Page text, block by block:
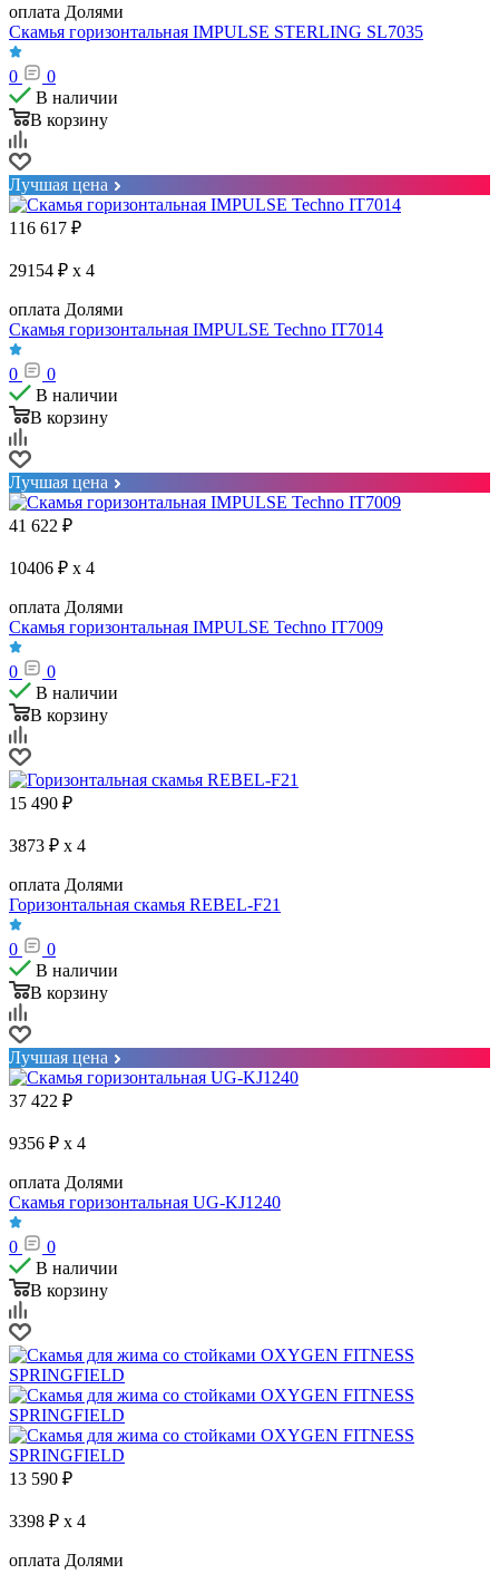
оплата Долями
Скамья горизонтальная IMPULSE STERLING SL7035
0
0
В наличии
В корзину
Лучшая цена
116 617 ₽
29154 ₽ x 4
оплата Долями
Скамья горизонтальная IMPULSE Techno IT7014
0
0
В наличии
В корзину
Лучшая цена
41 622 ₽
10406 ₽ x 4
оплата Долями
Скамья горизонтальная IMPULSE Techno IT7009
0
0
В наличии
В корзину
15 490 ₽
3873 ₽ x 4
оплата Долями
Горизонтальная скамья REBEL-F21
0
0
В наличии
В корзину
Лучшая цена
37 422 ₽
9356 ₽ x 4
оплата Долями
Скамья горизонтальная UG-KJ1240
0
0
В наличии
В корзину
13 590 ₽
3398 ₽ x 4
оплата Долями